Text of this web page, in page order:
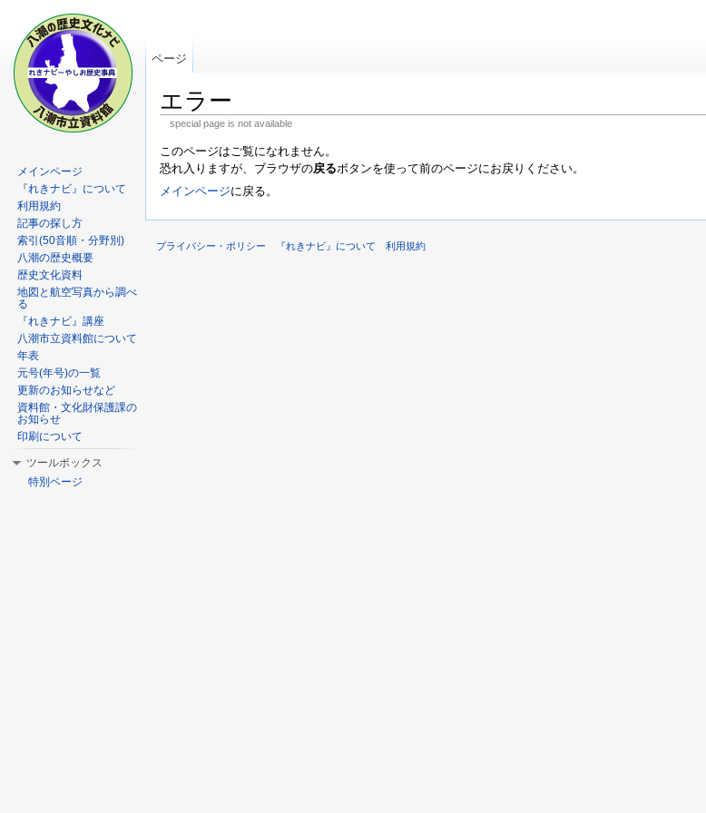
エラー
special page is not available
このページはご覧になれません。
恐れ入りますが、ブラウザの戻るボタンを使って前のページにお戻りください。
メインページに戻る。
ページ
メインページ
『れきナビ』について
利用規約
記事の探し方
索引(50音順・分野別)
八潮の歴史概要
歴史文化資料
地図と航空写真から調べ
る
『れきナビ』講座
八潮市立資料館について
年表
元号(年号)の一覧
更新のお知らせなど
資料館・文化財保護課の
お知らせ
印刷について
ツールボックス
特別ページ
プライバシー・ポリシー 『れきナビ』について 利用規約